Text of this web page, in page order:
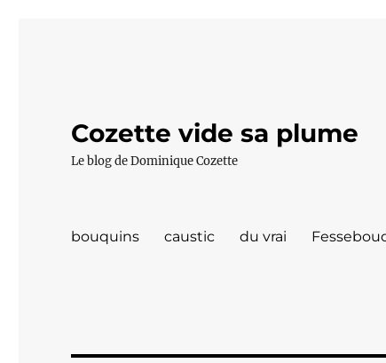
Cozette vide sa plume
Le blog de Dominique Cozette
bouquins caustic du vrai